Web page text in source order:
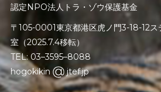
認定NPO法人トラ・ゾウ保護基金
〒105-0001東京都港区虎ノ門3-18-12ス
室（2025.7.4移転）
TEL: 03–3595–8088
hogokikin
jtef.jp